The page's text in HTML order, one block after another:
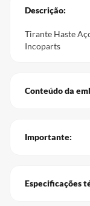
Descrição:
Tirante Haste
Incoparts
Conteúdo da
Importante:
Especificações